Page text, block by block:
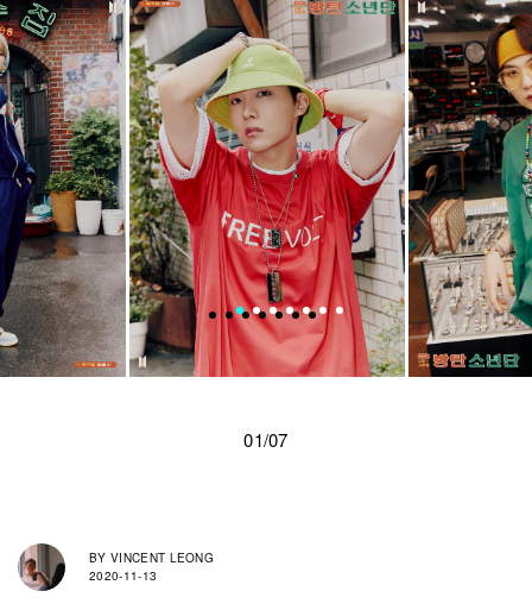
01/07
BY VINCENT LEONG
2020-11-13